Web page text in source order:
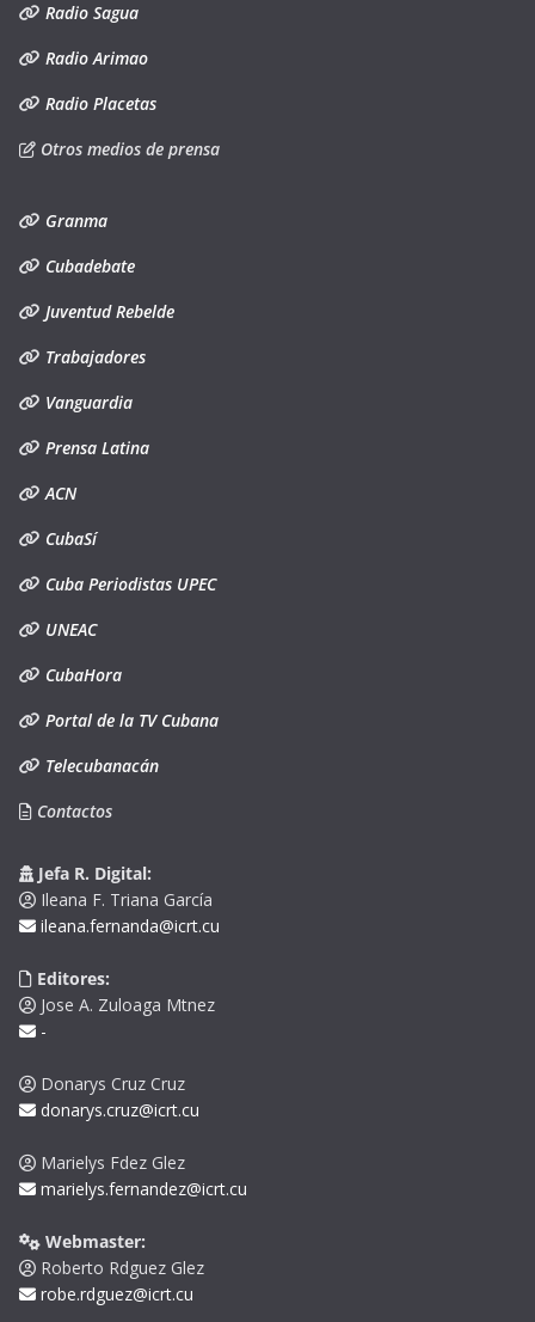
Radio Sagua
Radio Arimao
Radio Placetas
Otros medios de prensa
Granma
Cubadebate
Juventud Rebelde
Trabajadores
Vanguardia
Prensa Latina
ACN
CubaSí
Cuba Periodistas UPEC
UNEAC
CubaHora
Portal de la TV Cubana
Telecubanacán
Contactos
Jefa R. Digital:
Ileana F. Triana García
ileana.fernanda@icrt.cu
Editores:
Jose A. Zuloaga Mtnez
-
Donarys Cruz Cruz
donarys.cruz@icrt.cu
Marielys Fdez Glez
marielys.fernandez@icrt.cu
Webmaster:
Roberto Rdguez Glez
robe.rdguez@icrt.cu